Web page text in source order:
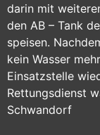
darin mit
den AB – Tank
speisen.
kein Wasser
Einsatzstelle
Rettungsdienst
Schwandorf